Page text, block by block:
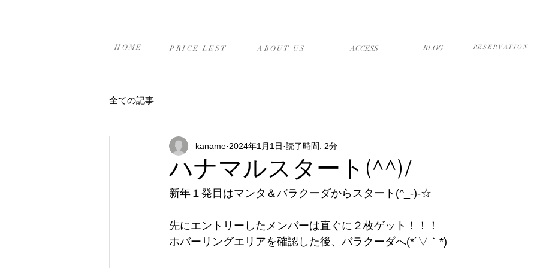
HOME PRICE LEST ABOUT US ​ACCESS BLOG RESERVATION
全ての記事
ハナマルスタート(^^)/
kaname 2024年1月1日 読了時間: 2分
新年１発目はマンタ＆バラクーダからスタート(^_-)-☆
先にエントリーしたメンバーは直ぐに２枚ゲット！！！
ホバーリングエリアを確認した後、バラクーダへ(*´▽｀*)